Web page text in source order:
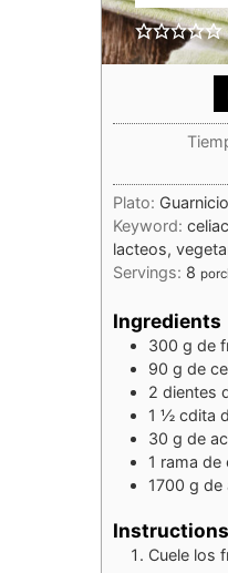
Plato:
Keyword:
lacteos,
Servings: 8
Ingredients
300 g de
90 g de
2 dientes
1 ½ cdita
30 g de
1 rama de
1700 g de
Instructions
Cuele los